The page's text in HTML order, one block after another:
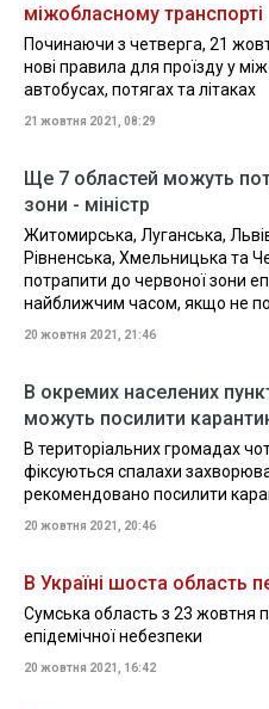
міжобласному транспорті
Починаючи з четверга, 21
нові правила для проїзду у
автобусах, потягах та літаках
21 жовтня 2021, 08:29
Ще 7 областей можуть
зони - міністр
Житомирська, Луганська,
Рівненська, Хмельницька та
потрапити до червоної зони
найближчим часом, якщо не
20 жовтня 2021, 21:46
В окремих населених
можуть посилити
В територіальних громадах
фіксуються спалахи
рекомендовано посилити
20 жовтня 2021, 20:46
В Україні шоста область
Сумська область з 23 жовтня
епідемічної небезпеки
20 жовтня 2021, 16:42